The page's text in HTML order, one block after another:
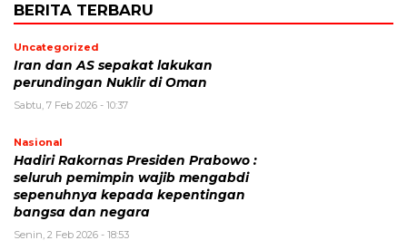
BERITA TERBARU
Uncategorized
Iran dan AS sepakat lakukan
perundingan Nuklir di Oman
Sabtu, 7 Feb 2026 - 10:37
Nasional
Hadiri Rakornas Presiden Prabowo :
seluruh pemimpin wajib mengabdi
sepenuhnya kepada kepentingan
bangsa dan negara
Senin, 2 Feb 2026 - 18:53